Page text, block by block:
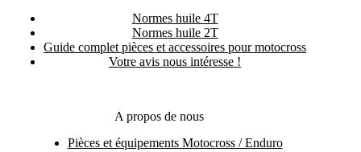
Normes huile 4T
Normes huile 2T
Guide complet pièces et accessoires pour motocross
Votre avis nous intéresse !
A propos de nous
Pièces et équipements Motocross / Enduro